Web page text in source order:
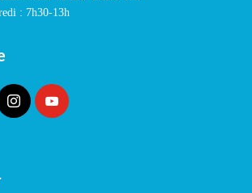
: 7h30-13h